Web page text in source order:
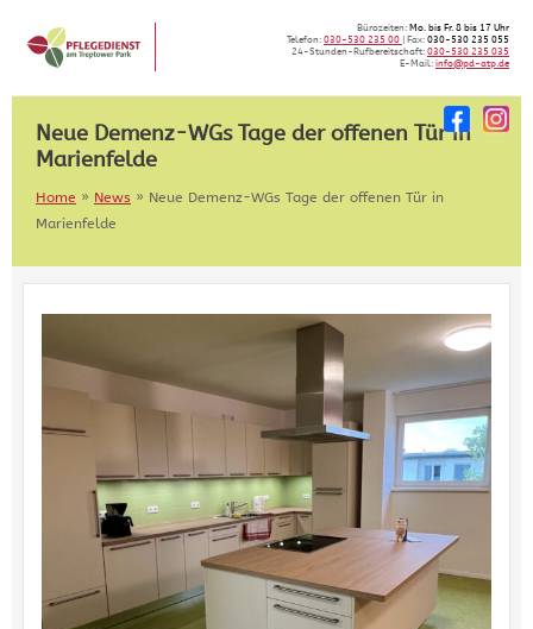
to
content
Bürozeiten: Mo. bis Fr. 8 bis 17 Uhr
Telefon: 030-530 235 00 | Fax: 030-530 235 055
24-Stunden-Rufbereitschaft: 030-530 235 035
E-Mail: info@pd-atp.de
Neue Demenz-WGs Tage der offenen Tür in
Marienfelde
Home » News » Neue Demenz-WGs Tage der offenen Tür in
Marienfelde